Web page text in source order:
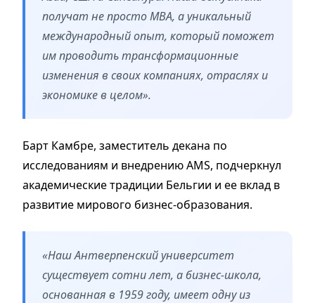
получат не просто MBA, а уникальный
международный опыт, который поможет
им проводить трансформационные
изменения в своих компаниях, отраслях и
экономике в целом».
Барт Камбре, заместитель декана по
исследованиям и внедрению AMS, подчеркнул
академические традиции Бельгии и ее вклад в
развитие мирового бизнес-образования.
«Наш Антверпенский университет
существует сотни лет, а бизнес-школа,
основанная в 1959 году, имеет одну из